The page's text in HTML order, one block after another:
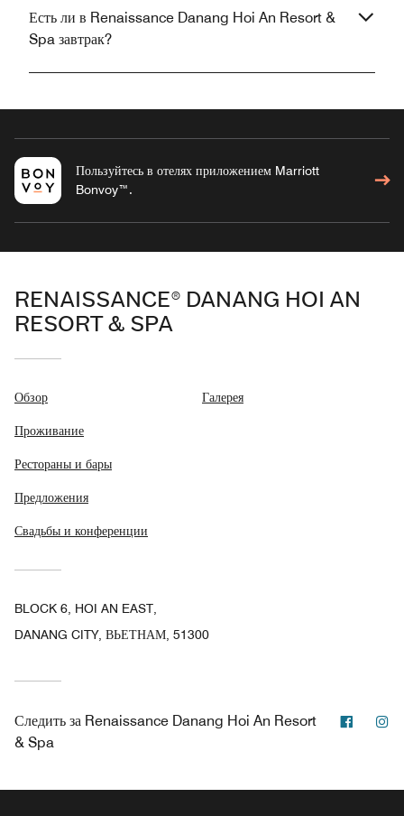
Есть ли в Renaissance Danang Hoi An Resort &
Spa завтрак?
Пользуйтесь в отелях приложением Marriott
Bonvoy™.
RENAISSANCE® DANANG HOI AN
RESORT & SPA
Обзор
Проживание
Рестораны и бары
Предложения
Свадьбы и конференции
Галерея
BLOCK 6, HOI AN EAST,
DANANG CITY, ВЬЕТНАМ, 51300
Следить за Renaissance Danang Hoi An Resort
& Spa